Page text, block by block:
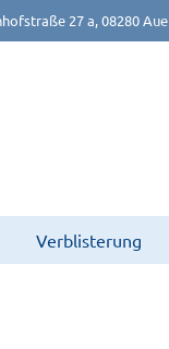
27 a, 08280 Aue
Verblisterung